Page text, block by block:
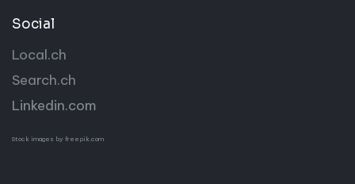
Social
Local.ch
Search.ch
Linkedin.com
Stock images by freepik.com